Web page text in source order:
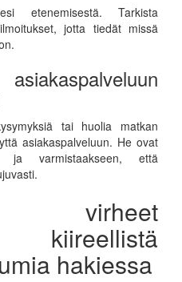
etenemisestä. Tarkista
jotta tiedät missä
tai huolia matkan
asiakaspalveluun. He ovat
ja varmistaakseen, että
virheet
kiireellistä
hakiessa